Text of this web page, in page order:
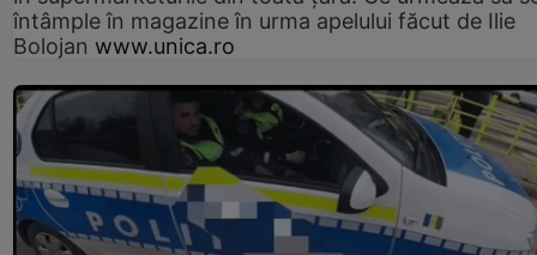
întâmple în magazine în urma apelului făcut de Ilie
Bolojan www.unica.ro